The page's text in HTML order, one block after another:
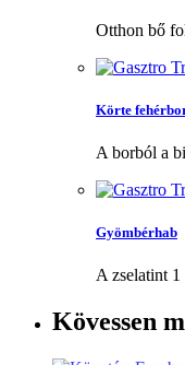
Otthon bő
Körte
A borból a
Gyömbérhab
A zselatint
Kövessen